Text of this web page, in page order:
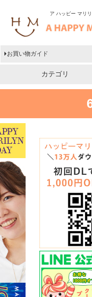
ア ハッピー マリ
お買い物ガイド
カテゴリ